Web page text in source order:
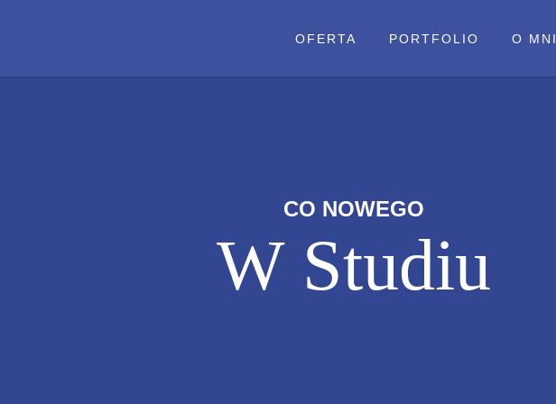
OFERTA PORTFOLIO O
CO NOWEGO
W Studiu